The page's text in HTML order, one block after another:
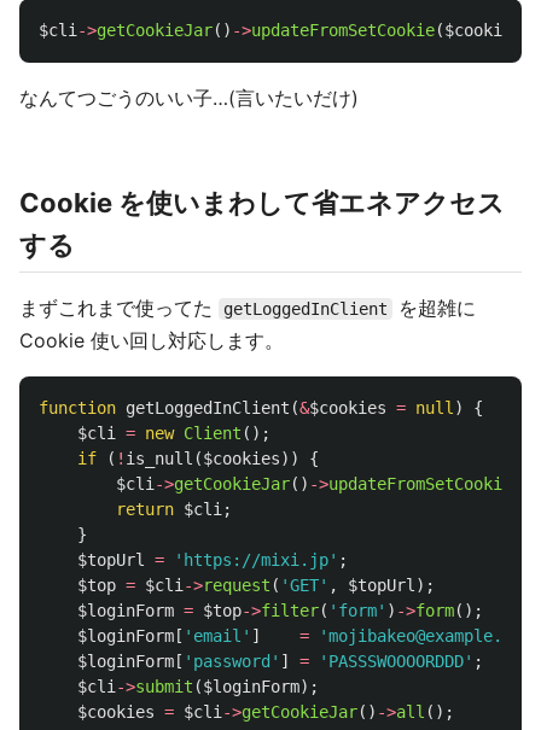
$cli ->getCookieJar() ->updateFromSetCookie($cookies
なんてつごうのいい子…(言いたいだけ)
Cookie を使いまわして省エネアクセス
する
まずこれまで使ってた getLoggedInClient
を超雑に
Cookie 使い回し対応します。
function getLoggedInClient (&$cookies = null )
{
$cli
= new Client ();
if
( ! is_null ($cookies))
{
$cli ->getCookieJar() ->updateFromSetCookie
return $cli ;
}
$topUrl
= 'https://mixi.jp' ;
$top = $cli ->request ( 'GET' , $topUrl );
$loginForm = $top->filter( 'form' ) ->form();
$loginForm [ 'email' ] =
'mojibakeo@example.com'
$loginForm [ 'password' ] = 'PASSSWOOOORDDD' ;
$cli ->submit ($loginForm);
$cookies = $cli ->getCookieJar() ->all ();